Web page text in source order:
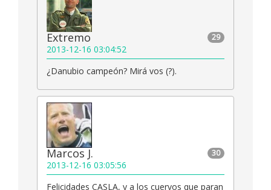
29
Extremo
2013-12-16 03:04:52
¿Danubio campeón? Mirá vos (?).
30
Marcos J.
2013-12-16 03:05:56
Felicidades CASLA, y a los cuervos que paran